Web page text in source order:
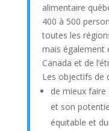
alimentaire
400 à 500
toutes les
mais également
Canada et de
Les objectifs de
de mieux faire
et son
équitable et